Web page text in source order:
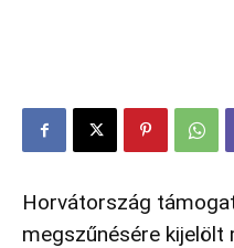
Horvátország
megszűnésére kijelölt